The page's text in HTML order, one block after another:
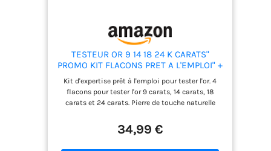
TESTEUR OR 9 14 18 24 K CARATS"
PROMO KIT FLACONS PRET A L'EMPLOI" +
PIERRE DE TOUCHE NATURELLE
50x40mm + GUIDE EXPERTISE OFFERT
(TEST TESTING GOLD STONE)
Kit d'expertise prêt à l'emploi pour tester l'or. 4
flacons pour tester l'or 9 carats, 14 carats, 18
carats et 24 carats. Pierre de touche naturelle
photos. Kit confectionné en France par Groupe
KD89.
34,99 €